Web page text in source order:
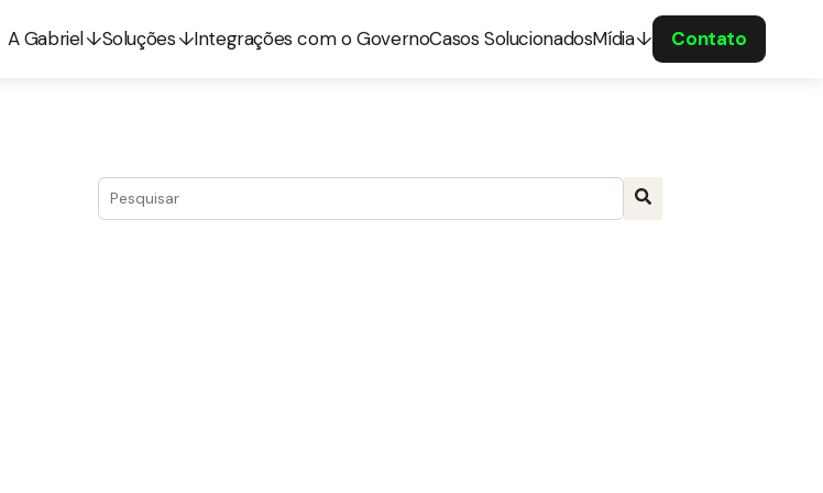
A Gabriel Soluções Integrações com o GovernoCasos SolucionadosMídia Contato
Este é um campo de pesquisa com recurso de sugestão automática incluído.